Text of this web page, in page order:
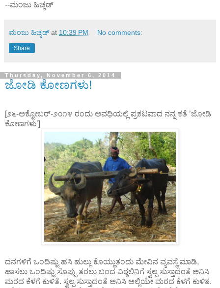
--ಮಂಜು ಹಿಚ್ಕಡ್
ಮಂಜು ಹಿಚ್ಕಡ್ at 10:39 PM No comments:
Share
Thursday, November 6, 2014
ಜೋಡಿ ಕೋಣಗಳು!
[೨೬-ಅಕ್ಟೋಬರ್-೨೦೧೪ ರಂದು ಅವಧಿಯಲ್ಲಿ ಪ್ರಕಟವಾದ ನನ್ನ ಕತೆ ’ಜೋಡಿ
ಕೋಣಗಳು’]
ದನಗಳಿಗೆ ಒಂದಿಷ್ಟು ಹಸಿ ಹುಲ್ಲು ಕೊಯ್ದುತಂದು ಮೇವಿನ ವ್ಯವಸ್ಥೆ ಮಾಡಿ,
ಹಾಸಲು ಒಂದಿಷ್ಟು ಸೊಪ್ಪು ತರಲು ಬಂದ ವಿಠ್ಠಲಿನಿಗೆ ಸ್ವಲ್ಪ ಸುಸ್ತಾದಂತೆ ಅನಿಸಿ
ಮರದ ಕೆಳಗೆ ಕುಳಿತೆ. ಸ್ವಲ್ಪ ಸುಸ್ತಾದಂತೆ ಅನಿಸಿ ಅಲ್ಲಿಯೇ ಮರದ ಕೆಳಗೆ ಕುಳಿತ.